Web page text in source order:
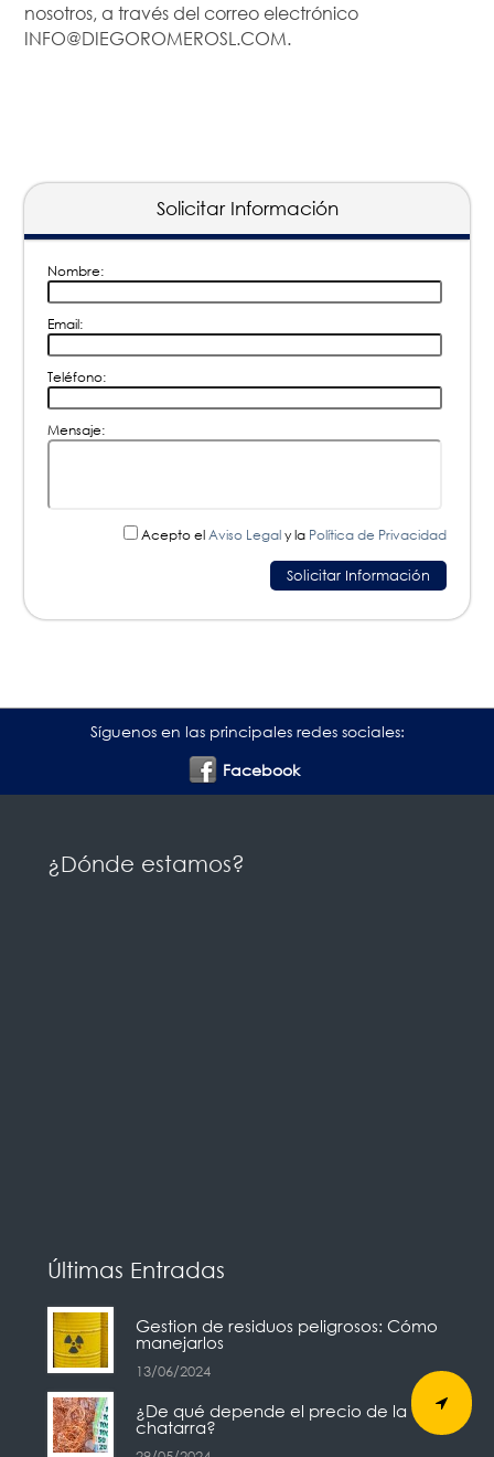
nosotros, a través del correo electrónico
INFO@DIEGOROMEROSL.COM.
Solicitar Información
Nombre:
Email:
Teléfono:
Mensaje:
Acepto elAviso Legaly la Política de Privacidad
Síguenos en las principales redes sociales:
Facebook
¿Dónde estamos?
Últimas Entradas
Gestion de residuos peligrosos: Cómo
manejarlos
13/06/2024
¿De qué depende el precio de la
chatarra?